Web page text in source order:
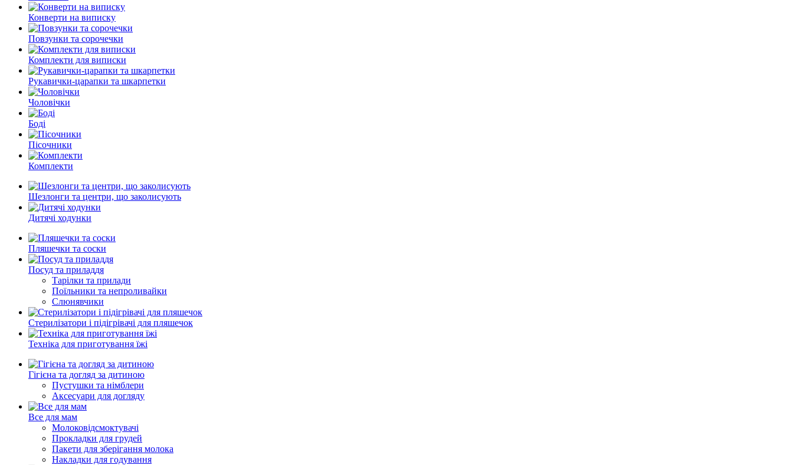
Конверти на виписку
Повзунки та сорочечки
Комплекти для виписки
Рукавички-царапки та шкарпетки
Чоловічки
Боді
Пісочники
Комплекти
Шезлонги та центри, що заколисують
Дитячі ходунки
Пляшечки та соски
Посуд та приладдя
Тарілки та прилади
Поїльники та непроливайки
Слюнявчики
Стерилізатори і підігрівачі для пляшечок
Техніка для приготування їжі
Гігієна та догляд за дитиною
Пустушки та німблери
Аксесуари для догляду
Все для мам
Молоковідсмоктувачі
Прокладки для грудей
Пакети для зберігання молока
Накладки для годування